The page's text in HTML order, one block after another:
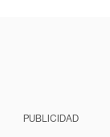
PUBLICIDAD